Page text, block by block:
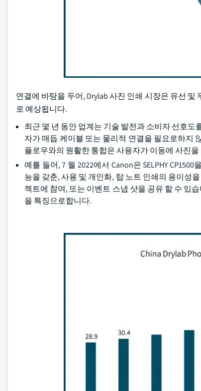
연결에 바탕을 두어, Drylab 사진 인쇄 시장은 유선 및
로 예상됩니다.
최근 몇 년 동안 업계는 기술 발전과 소비자 선호
자가 매듭 케이블 또는 물리적 연결을 필요로하지
플로우와의 원활한 통합은 사용자가 이동에 사진
예를 들어, 7 월 2022에서 Canon은 SELPHY
능을 갖춘, 사용 및 개인화, 탑 노트 인쇄의 용이성
젝트에 참여, 또는 이벤트 스냅 샷을 공유 할 수 있
을 특징으로합니다.